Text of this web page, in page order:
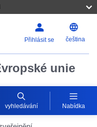
Přihlásit se čeština
unie
vyhledávání Nabídka